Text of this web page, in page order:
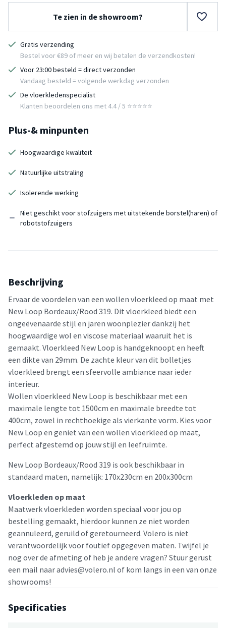
Te zien in de showroom?
Gratis verzending
Bestel voor €89 of meer en wij betalen de verzendkosten!
Voor 23:00 besteld = direct verzonden
Vandaag besteld = volgende werkdag verzonden
De vloerkledenspecialist
Klanten beoordelen ons met 4.4 / 5 ⭐⭐⭐⭐⭐
Plus-& minpunten
Hoogwaardige kwaliteit
Natuurlijke uitstraling
Isolerende werking
Niet geschikt voor stofzuigers met uitstekende borstel(haren) of
robotstofzuigers
Beschrijving
Ervaar de voordelen van een wollen vloerkleed op maat met
New Loop Bordeaux/Rood 319. Dit vloerkleed biedt een
ongeëvenaarde stijl en jaren woonplezier dankzij het
hoogwaardige wol en viscose materiaal waaruit het is
gemaakt. Vloerkleed New Loop is handgeknoopt en heeft
een dikte van 29mm. De zachte kleur van dit bolletjes
vloerkleed brengt een sfeervolle ambiance naar ieder
interieur.
Wollen vloerkleed New Loop is beschikbaar met een
maximale lengte tot 1500cm en maximale breedte tot
400cm, zowel in rechthoekige als vierkante vorm. Kies voor
New Loop en geniet van een wollen vloerkleed op maat,
perfect afgestemd op jouw stijl en leefruimte.
New Loop Bordeaux/Rood 319 is ook beschikbaar in
standaard maten, namelijk: 170x230cm en 200x300cm
Vloerkleden op maat
Maatwerk vloerkleden worden speciaal voor jou op
bestelling gemaakt, hierdoor kunnen ze niet worden
geannuleerd, geruild of geretourneerd. Volero is niet
verantwoordelijk voor foutief opgegeven maten. Twijfel je
nog over de afmeting of heb je andere vragen? Stuur gerust
een mail naar advies@volero.nl of kom langs in een van onze
showrooms!
Specificaties